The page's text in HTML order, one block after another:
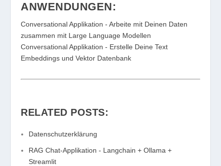
ANWENDUNGEN:
Conversational Applikation - Arbeite mit Deinen Daten
zusammen mit Large Language Modellen
Conversational Applikation - Erstelle Deine Text
Embeddings und Vektor Datenbank
RELATED POSTS:
Datenschutzerklärung
RAG Chat-Applikation - Langchain + Ollama +
Streamlit